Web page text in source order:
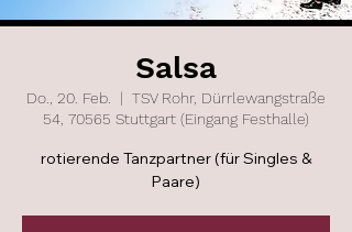
Salsa
Do., 20. Feb.
  |
TSV Rohr, Dürrlewangstraße
54, 70565 Stuttgart (Eingang Festhalle)
rotierende Tanzpartner (für Singles &
Paare)